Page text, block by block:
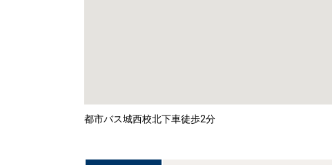
都市バス城西校北下車徒歩2分